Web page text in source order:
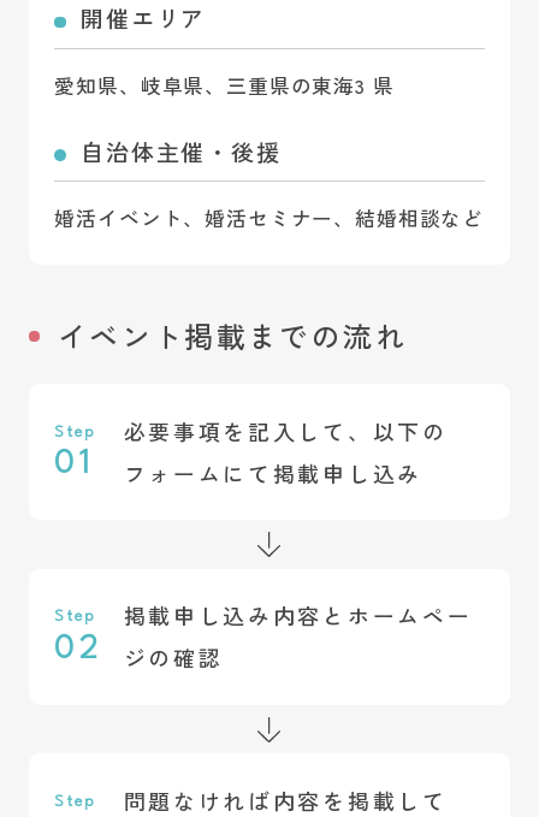
開催エリア
愛知県、岐阜県、三重県の東海3 県
自治体主催・後援
婚活イベント、婚活セミナー、結婚相談など
イベント掲載までの流れ
Step
01
必要事項を記入して、以下の
フォームにて掲載申し込み
Step
02
掲載申し込み内容とホームペー
ジの確認
Step
問題なければ内容を掲載して